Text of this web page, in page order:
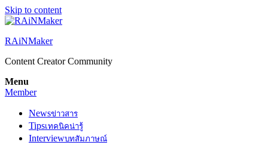
Skip to content
RAiNMaker
Content Creator Community
Menu
Member
Newsข่าวสาร
Tipsเทคนิคน่ารู้
Interviewบทสัมภาษณ์